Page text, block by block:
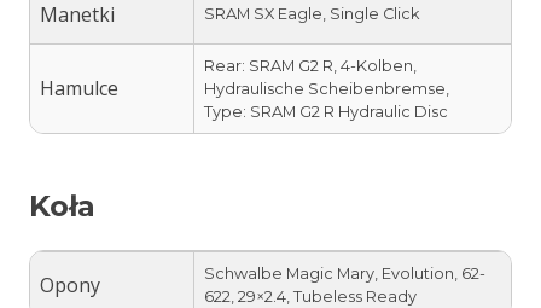
Manetki SRAM SX Eagle, Single Click
Hamulce
Rear: SRAM G2 R, 4-Kolben,
Hydraulische Scheibenbremse,
Type: SRAM G2 R Hydraulic Disc
Koła
Opony
Schwalbe Magic Mary, Evolution, 62-
622, 29×2.4, Tubeless Ready